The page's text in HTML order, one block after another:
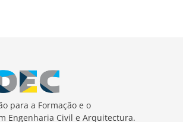
para a Formação e o
Engenharia Civil e Arquitectura.